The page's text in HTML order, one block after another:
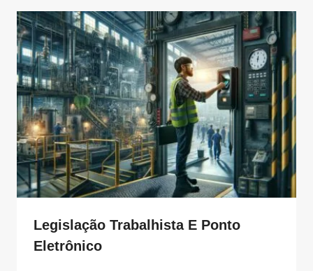
Legislação Trabalhista E Ponto
Eletrônico